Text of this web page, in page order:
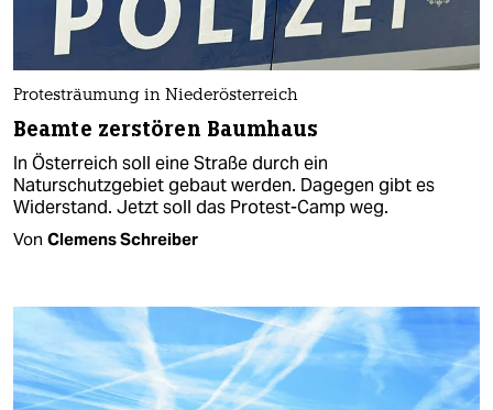
Protesträumung in Niederösterreich
Beamte zerstören Baumhaus
In Österreich soll eine Straße durch ein
Naturschutzgebiet gebaut werden. Dagegen gibt es
Widerstand. Jetzt soll das Protest-Camp weg.
Von Clemens Schreiber